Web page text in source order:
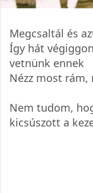
Megcsaltál és
Így hát
vetnünk ennek
Nézz most
Nem tudom,
kicsúszott a